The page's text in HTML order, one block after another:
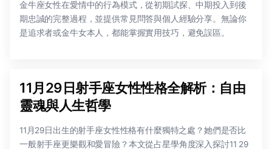
金牛座女性在愛情中的行為模式，從初期試探、中期投入到後
期忠誠的完整過程，並提供常見問答與個人經驗分享。無論你
是追求者或金牛女本人，都能掌握實用技巧，避免誤區。
11月29日射手座女性性格全解析：自由
靈魂與人生哲學
11月29日出生的射手座女性性格有什麼獨特之處？她們是否比
一般射手座更樂觀和愛冒險？本文從占星學角度深入探討11 29